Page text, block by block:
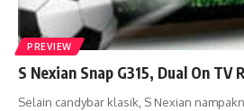
PREVIEW
S Nexian Snap G315, Dual On TV
Selain candybar klasik, S Nexian